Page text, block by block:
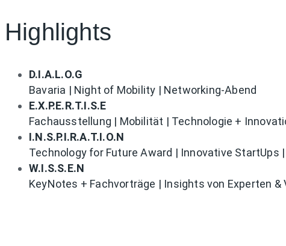
Highlights
D.I.A.L.O.G
Bavaria | Night of Mobility | Networking-Abend
E.X.P.E.R.T.I.S.E
Fachausstellung | Mobilität | Technologie +
I.N.S.P.I.R.A.T.I.O.N
Technology for Future Award | Innovative StartUps
W.I.S.S.E.N
KeyNotes + Fachvorträge | Insights von Experten &